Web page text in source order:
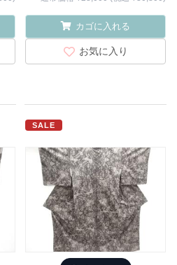
カゴに入れる
お気に入り
SALE